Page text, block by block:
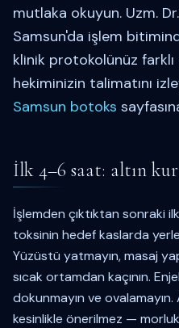
mutlaka okuyun. Uzm.
Samsun'da işlem
klinik protokolünüz
hekiminizin talimatını
Samsun botoks
İlk 4–6 saat: altın
İşlemden çıktıktan sonraki
toksinin hedef kaslarda
Yüzüstü yatmayın, masaj
sıcak ortamdan kaçının.
dokunmayın ve
kesinlikle önerilmez —